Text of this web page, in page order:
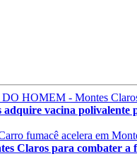
vacina polivalente
Claros para combater a